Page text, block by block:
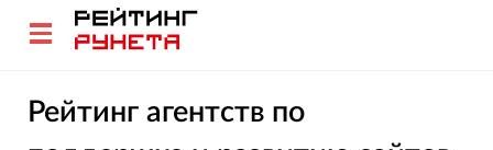
Рейтинг агентств по